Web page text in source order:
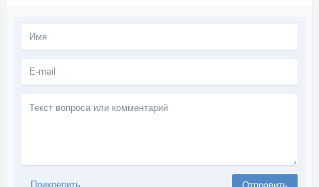
вопроса
Прикрепить